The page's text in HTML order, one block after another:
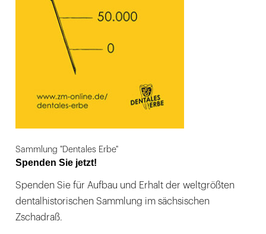
Sammlung "Dentales Erbe"
Spenden Sie jetzt!
Spenden Sie für Aufbau und Erhalt der weltgrößten
dentalhistorischen Sammlung im sächsischen
Zschadraß.